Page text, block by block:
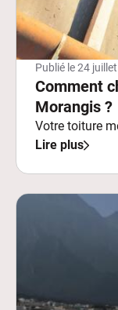
Publié le24
Comment
Morangis ?
Votre toiture
Lire plus